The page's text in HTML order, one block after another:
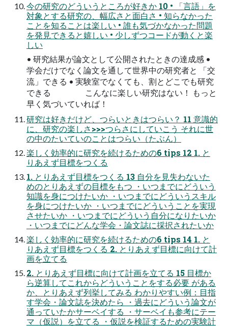
今の研究のどういうところが好きか 10 • 「言語」を
対象とする研究の、幅広さと面白さ • 知らなかった
ことを知ることは楽しい • 誰も気づかなかった問題
を発見できると嬉しい • 少しずつコードが動くと楽
しい
• 研究結果が論文として公開されたときの達成感 •
学会だけでなく論文を通して世界中の研究者と 「交
流」できる • 実験室でなくても、割とどこでも研究
できる こんなに楽しい研究はない！ もっと
早く気づいていれば！
研究は好きだけど、つらいときはつらい？ 11 意識的
に、研究の楽しさ>>>つらさにしていこう それに世
の中のたいていのことはつらい（たぶん）
楽しく効率的に研究を続けるための6 tips 12 1. と
りあえず目標をつくる
1. とりあえず目標をつくる 13 自分を見失わないた
めのとりあえずの目標をもつ ・いつまでにどういう
知識を身につけたいか ・いつまでにどういうスキル
を身につけたいか ・いつまでにどういうことを実現
させたいか ・いつまでにどういう自分になりたいか
・いつまでにどんな学会・論文誌に採択されたいか
楽しく効率的に研究を続けるための6 tips 14 1. と
りあえず目標をつくる 2. とりあえず目標に向けて計
画を立てる
2. とりあえず目標に向けて計画を立てる 15 目標か
ら逆算してこれからどういうことをする必要 がある
か、とりあえず列挙してみる わかりやすい例：目指
す学会・論文誌を決めたら ・過去にどういう論文が
通っていたかサーベイする ・サーベイも参考にテー
マ（仮説）を立てる ・仮説を検証するための実験計